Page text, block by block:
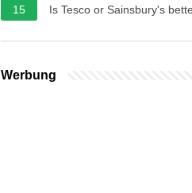
15
Is Tesco or Sainsbury's
Werbung